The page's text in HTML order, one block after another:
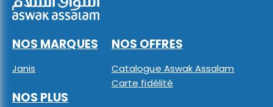
NOS MARQUES
Janis
NOS OFFRES
Catalogue Aswak Assalam
Carte fidélité
NOS PLUS